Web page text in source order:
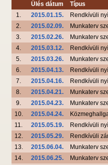
Ülés dátum Típus
1.
2015.01.15. Rendkívüli
2.
2015.02.09. Munkaterv
3.
2015.02.26. Munkaterv
4.
2015.03.12. Rendkívüli
5.
2015.03.26. Munkaterv
6.
2015.04.13. Rendkívüli
7.
2015.04.16. Rendkívüli
8.
2015.04.21. Munkaterv
9.
2015.04.23. Munkaterv
10.
2015.04.24.
11.
2015.05.19. Rendkívüli
12.
2015.05.29. Rendkívüli
13.
2015.06.04. Munkaterv
14.
2015.06.25. Munkaterv